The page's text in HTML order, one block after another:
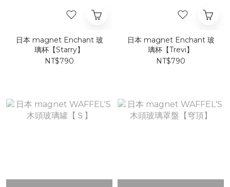
日本 magnet Enchant 玻
璃杯【Starry】
NT$790
日本 magnet Enchant 玻
璃杯【Trevi】
NT$790